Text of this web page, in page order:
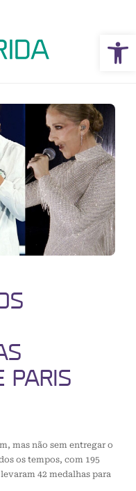
Abrir a barra de ferramentas
PARIS
mas não sem entregar o
os tempos, com 195
42 medalhas para